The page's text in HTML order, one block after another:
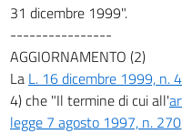
31 dicembre 1999".
----------------
AGGIORNAMENTO (2)
La L. 16 dicembre 1999, n.
4) che "Il termine di cui all'
legge 7 agosto 1997, n. 270